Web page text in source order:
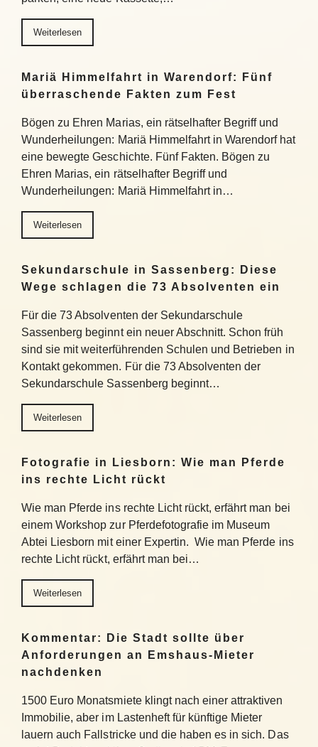
Weiterlesen
Mariä Himmelfahrt in Warendorf: Fünf
überraschende Fakten zum Fest
Bögen zu Ehren Marias, ein rätselhafter Begriff und
Wunderheilungen: Mariä Himmelfahrt in Warendorf hat
eine bewegte Geschichte. Fünf Fakten. Bögen zu
Ehren Marias, ein rätselhafter Begriff und
Wunderheilungen: Mariä Himmelfahrt in…
Weiterlesen
Sekundarschule in Sassenberg: Diese
Wege schlagen die 73 Absolventen ein
Für die 73 Absolventen der Sekundarschule
Sassenberg beginnt ein neuer Abschnitt. Schon früh
sind sie mit weiterführenden Schulen und Betrieben in
Kontakt gekommen. Für die 73 Absolventen der
Sekundarschule Sassenberg beginnt…
Weiterlesen
Fotografie in Liesborn: Wie man Pferde
ins rechte Licht rückt
Wie man Pferde ins rechte Licht rückt, erfährt man bei
einem Workshop zur Pferdefotografie im Museum
Abtei Liesborn mit einer Expertin. Wie man Pferde ins
rechte Licht rückt, erfährt man bei…
Weiterlesen
Kommentar: Die Stadt sollte über
Anforderungen an Emshaus-Mieter
nachdenken
1500 Euro Monatsmiete klingt nach einer attraktiven
Immobilie, aber im Lastenheft für künftige Mieter
lauern auch Fallstricke und die haben es in sich. Das